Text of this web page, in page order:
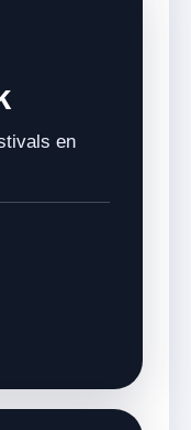
en